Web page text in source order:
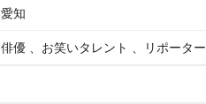
愛知
俳優 、お笑いタレント 、リポーター